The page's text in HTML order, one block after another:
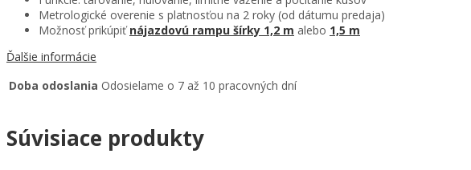
Metrologické overenie s platnosťou na 2 roky (od dátumu predaja)
Možnosť prikúpiťnájazdovú rampu šírky 1,2 m alebo 1,5 m
Ďalšie informácie
Doba odoslania Odosielame o 7 až 10 pracovných dní
Súvisiace produkty